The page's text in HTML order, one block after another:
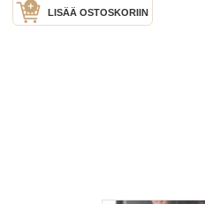
LISÄÄ OSTOSKORIIN